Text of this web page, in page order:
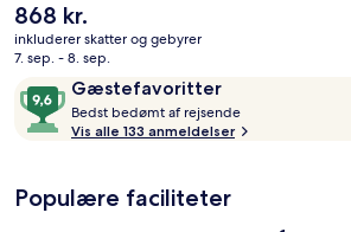
Den
nuværende
pris
868 kr.
868 kr.
inkluderer skatter og gebyrer
7. sep. - 8. sep.
AnmeldelserGæstefavoritter
9,6
ud
af
Gæstefavoritter
Bedst bedømt af rejsende
e
Vis alle 133 anmeldelser
Populære faciliteter